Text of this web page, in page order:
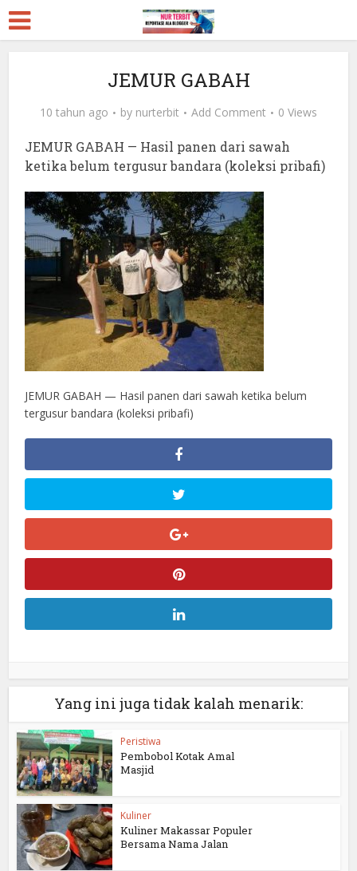
JEMUR GABAH
10 tahun ago by nurterbit Add Comment 0 Views
JEMUR GABAH — Hasil panen dari sawah
ketika belum tergusur bandara (koleksi pribafi)
JEMUR GABAH — Hasil panen dari sawah ketika belum
tergusur bandara (koleksi pribafi)
Yang ini juga tidak kalah menarik:
Peristiwa
Pembobol Kotak Amal
Masjid
Kuliner
Kuliner Makassar Populer
Bersama Nama Jalan